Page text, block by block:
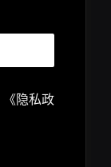
《隐私政